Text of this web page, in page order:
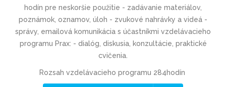
hodín pre neskoršie použitie - zadávanie materiálov,
poznámok, oznamov, úloh - zvukové nahrávky a videá -
správy, emailová komunikácia s účastníkmi vzdelávacieho
programu Prax: - dialóg, diskusia, konzultácie, praktické
cvičenia.
Rozsah vzdelávacieho programu 284hodín